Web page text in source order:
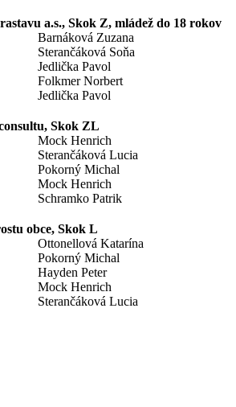
a.s., Skok Z, mládež do 18 rokov
Barnáková Zuzana
Sterančáková Soňa
Jedlička Pavol
Folkmer Norbert
Jedlička Pavol
Skok ZL
Mock Henrich
Sterančáková Lucia
Pokorný Michal
Mock Henrich
Schramko Patrik
obce, Skok L
Ottonellová Katarína
Pokorný Michal
Hayden Peter
Mock Henrich
Sterančáková Lucia